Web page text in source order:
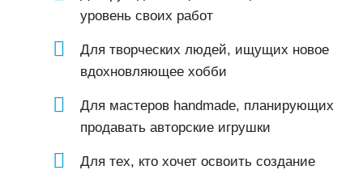
уровень своих работ
Для творческих людей, ищущих новое
вдохновляющее хобби
Для мастеров handmade, планирующих
продавать авторские игрушки
Для тех, кто хочет освоить создание